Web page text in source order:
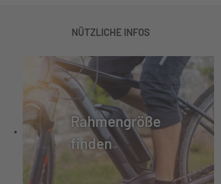
NÜTZLICHE INFOS
Rahmengröße
finden